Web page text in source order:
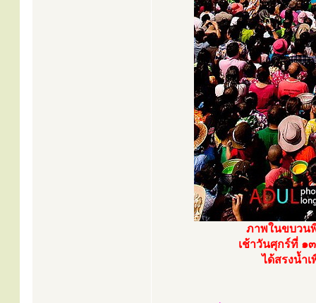
ภาพในขบวน
เช้าวันศุกร์ที่ ๑
ได้สรงน้ำ